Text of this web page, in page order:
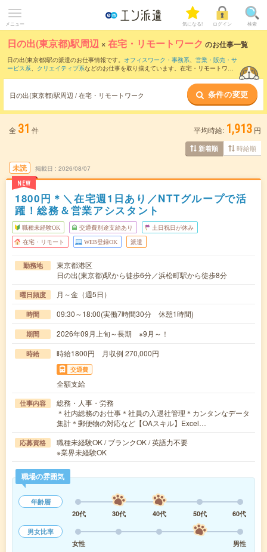
メニュー 気になる! ログイン 検索
日の出(東京都)駅周辺 ×在宅・リモートワーク のお仕事一覧
日の出(東京都)駅の派遣のお仕事情報です。 オフィスワーク・事務系、 営業・販売・サ
ービス系、 クリエイティブ系などのお仕事を取り揃えています。在宅・リモートワー
日の出(東京都)駅周辺 / 在宅・リモートワーク 条件の変更
全 31 件 平均時給: 1,913 円
新着順 時給順
未読
NEW
掲載日 2026/08/07
1800円＊＼在宅週1日あり／NTTグループで活
躍！総務＆営業アシスタント
職種未経験OK 交通費別途支給あり 土日祝日が休み
在宅・リモート WEB登録OK 派遣
勤務地
東京都港区
日の出(東京都)駅から徒歩6分／浜松町駅から徒歩8分
曜日頻度 月～金（週5日）
時間 09:30～18:00(実働7時間30分 休憩1時間)
期間 2026年09月上旬～長期 ※9月～！
時給 時給1800円 月収例 270,000円
交通費
全額支給
仕事内容
総務・人事・労務
＊社内総務のお仕事＊社員の入退社管理＊カンタンなデータ
集計＊郵便物の対応など【OAスキル】Excel…
応募資格
職種未経験OK / ブランクOK / 英語力不要
※業界未経験OK
職場の雰囲気
年齢層
20代
30代 40代 50代
60代
男女比率
女性
男性